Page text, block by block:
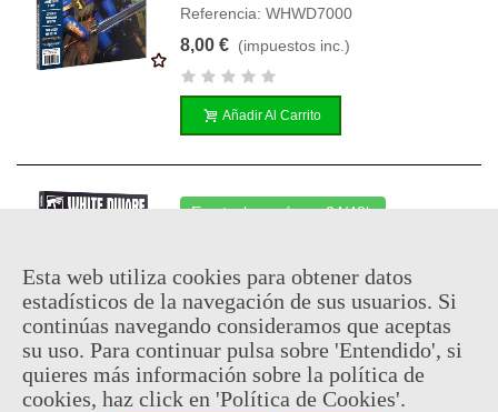
Referencia: WHWD7000
8,00 € (impuestos inc.)
Añadir Al Carrito
En stock, envío en 24/48h
Inglés)
Referencia: WHWD6956
8,00 € (impuestos inc.)
Añadir Al Carrito
Esta web utiliza cookies para obtener datos
estadísticos de la navegación de sus usuarios. Si
continúas navegando consideramos que aceptas
su uso. Para continuar pulsa sobre 'Entendido', si
quieres más información sobre la política de
cookies, haz click en 'Política de Cookies'.